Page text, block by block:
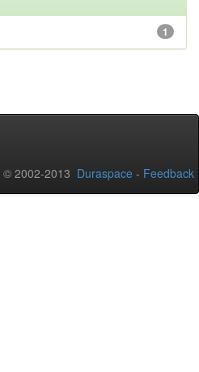
1
© 2002-2013 Duraspace - Feedback